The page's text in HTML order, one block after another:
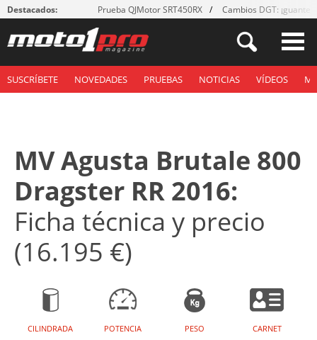
Destacados: Prueba QJMotor SRT450RX Cambios DGT: ¡guantes!
SUSCRÍBETE NOVEDADES PRUEBAS NOTICIAS VÍDEOS
MV Agusta Brutale 800
Dragster RR 2016:
Ficha técnica y precio
(16.195 €)
CILINDRADA POTENCIA PESO CARNET